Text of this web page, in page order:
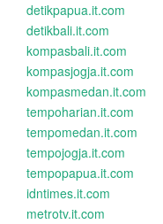
detikpapua.it.com
detikbali.it.com
kompasbali.it.com
kompasjogja.it.com
kompasmedan.it.com
tempoharian.it.com
tempomedan.it.com
tempojogja.it.com
tempopapua.it.com
idntimes.it.com
metrotv.it.com